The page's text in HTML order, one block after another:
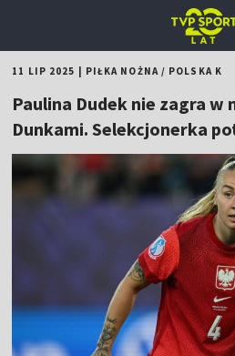
11 LIP 2025 PIŁKA NOŻNA/ POLSKA K
Paulina Dudek nie zagra w
Dunkami. Selekcjonerka